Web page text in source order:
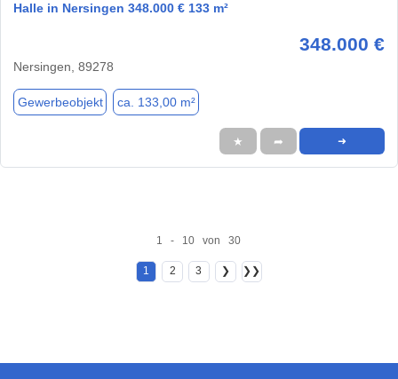
Halle in Nersingen 348.000 € 133 m²
348.000 €
Nersingen, 89278
Gewerbeobjekt ca. 133,00 m²
★ ➦ ➜
1 - 10 von 30
1 2 3 ❯ ❯❯